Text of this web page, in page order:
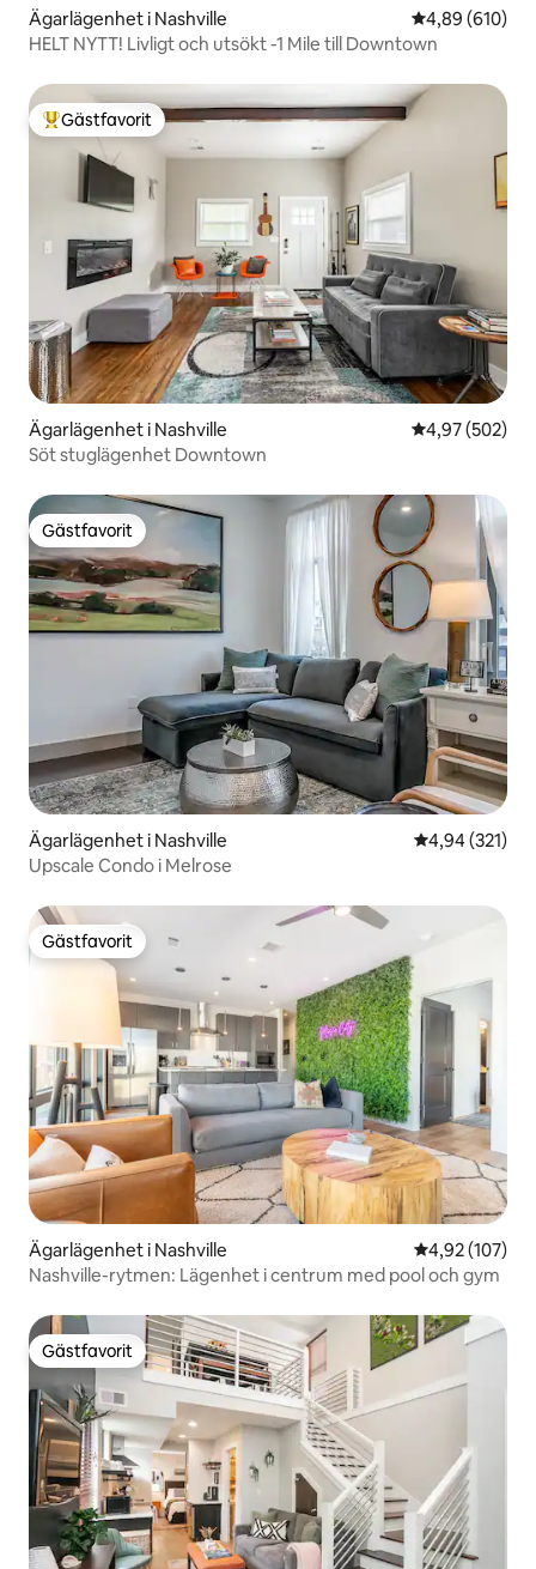
Ägarlägenhet i Nashville 4,89 av 5 i
4,89 (610)
HELT NYTT! Livligt och utsökt -1 Mile till Downtown
Populär gästfavorit
Gästfavorit
Ägarlägenhet i Nashville 4,97 av 5 i
4,97 (502)
Söt stuglägenhet Downtown
Gästfavorit
Gästfavorit
Ägarlägenhet i Nashville 4,94 av 5 i
4,94 (321)
Upscale Condo i Melrose
Gästfavorit
Gästfavorit
Ägarlägenhet i Nashville 4,92 av 5 i
4,92 (107)
Nashville-rytmen: Lägenhet i centrum med pool och gym
Gästfavorit
Gästfavorit